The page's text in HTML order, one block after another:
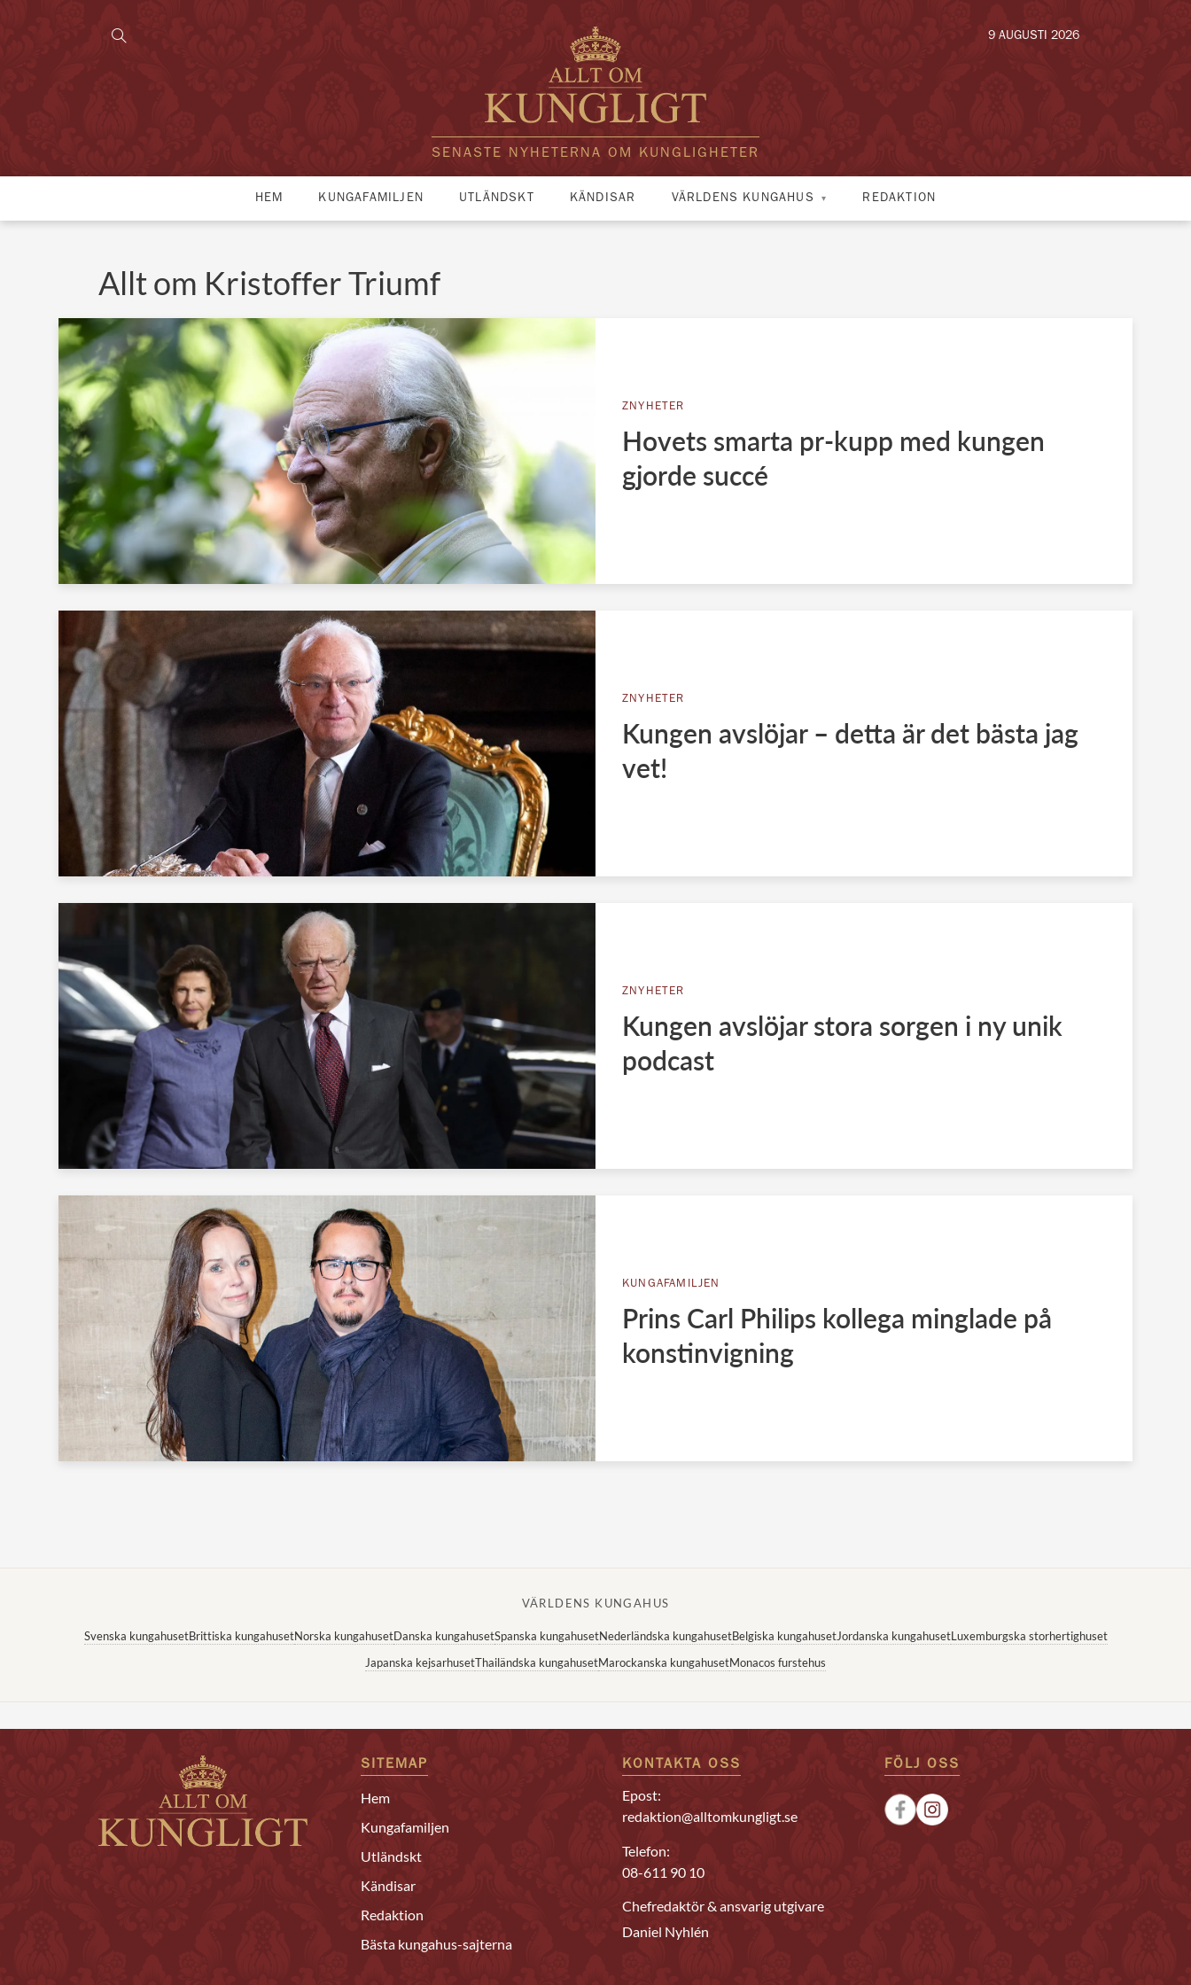
SENASTE NYHETERNA OM KUNGLIGHETER
9 AUGUSTI 2026
HEM KUNGAFAMILJEN UTLÄNDSKT KÄNDISAR VÄRLDENS KUNGAHUS REDAKTION
Allt om Kristoffer Triumf
ZNYHETER
Hovets smarta pr-kupp med kungen
gjorde succé
ZNYHETER
Kungen avslöjar – detta är det bästa jag
vet!
ZNYHETER
Kungen avslöjar stora sorgen i ny unik
podcast
KUNGAFAMILJEN
Prins Carl Philips kollega minglade på
konstinvigning
VÄRLDENS KUNGAHUS
Svenska kungahusetBrittiska kungahusetNorska kungahusetDanska kungahusetSpanska kungahusetNederländska kungahusetBelgiska kungahusetJordanska kungahusetLuxemburgska storhertighuset
Japanska kejsarhusetThailändska kungahusetMarockanska kungahusetMonacos furstehus
SITEMAP
Hem
Kungafamiljen
Utländskt
Kändisar
Redaktion
Bästa kungahus-sajterna
KONTAKTA OSS
Epost:
redaktion@alltomkungligt.se
Telefon:
08-611 90 10
Chefredaktör & ansvarig utgivare
Daniel Nyhlén
FÖLJ OSS